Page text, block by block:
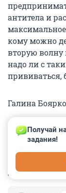
антитела и
максимальное
кому можно
вторую волну
надо ли с
прививаться,
Галина
Получай
задания!